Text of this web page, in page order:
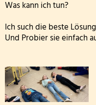
Die 4.
Was kann ich tun?
Ich such die beste
Und Probier sie einfach